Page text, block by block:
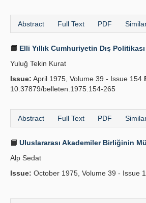
Abstract Full Text PDF
Elli Yıllık Cumhuriyetin Dış
Yuluğ Tekin Kurat
Issue: April 1975, Volume 39 - Issue 154
10.37879/belleten.1975.154-265
Abstract Full Text PDF
Uluslararası Akademiler Birliğinin
Alp Sedat
Issue: October 1975, Volume 39 - Issue